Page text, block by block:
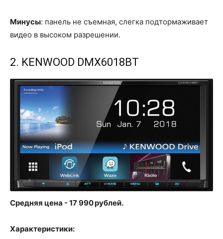
Минусы: панель не съемная, слегка подтормаживает
видео в высоком разрешении.
2. KENWOOD DMX6018BT
Средняя цена - 17 990 рублей.
Характеристики: